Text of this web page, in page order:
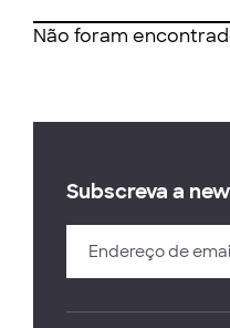
Não foram
Subscreva a